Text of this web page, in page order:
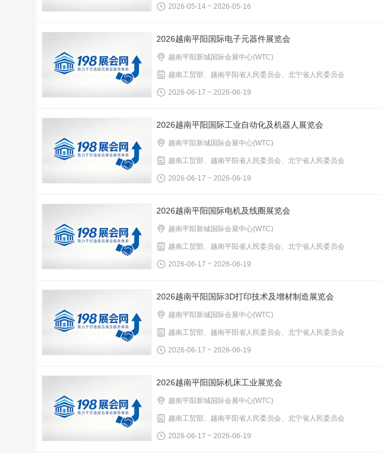
2026-05-14 ~ 2026-05-16
2026越南平阳国际电子元器件展览会
越南平阳新城国际会展中心(WTC)
越南工贸部、越南平阳省人民委员会、北宁省人民委员会
2026-06-17 ~ 2026-06-19
2026越南平阳国际工业自动化及机器人展览会
越南平阳新城国际会展中心(WTC)
越南工贸部、越南平阳省人民委员会、北宁省人民委员会
2026-06-17 ~ 2026-06-19
2026越南平阳国际电机及线圈展览会
越南平阳新城国际会展中心(WTC)
越南工贸部、越南平阳省人民委员会、北宁省人民委员会
2026-06-17 ~ 2026-06-19
2026越南平阳国际3D打印技术及增材制造展览会
越南平阳新城国际会展中心(WTC)
越南工贸部、越南平阳省人民委员会、北宁省人民委员会
2026-06-17 ~ 2026-06-19
2026越南平阳国际机床工业展览会
越南平阳新城国际会展中心(WTC)
越南工贸部、越南平阳省人民委员会、北宁省人民委员会
2026-06-17 ~ 2026-06-19